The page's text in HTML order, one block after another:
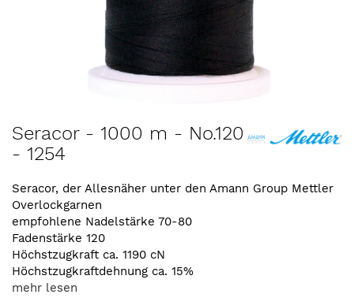
Anfang
der
springen
Seracor - 1000 m - No.120
- 1254
Seracor, der Allesnäher unter den Amann Group Mettler
Overlockgarnen
empfohlene Nadelstärke 70-80
Fadenstärke 120
Höchstzugkraft ca. 1190 cN
Höchstzugkraftdehnung ca. 15%
mehr lesen